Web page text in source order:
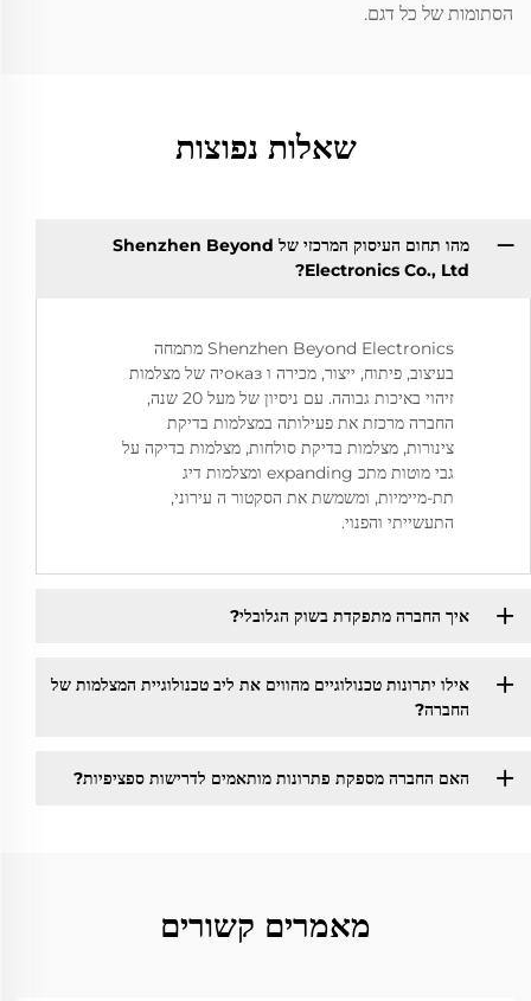
הסתומות של כל דגם.
שאלות נפוצות
מהו תחום העיסוק המרכזי של Shenzhen Beyond
Electronics Co., Ltd?
Shenzhen Beyond Electronics מתמחה
בעיצוב, פיתוח, ייצור, מכירה ו оказיה של מצלמות
זיהוי באיכות גבוהה. עם ניסיון של מעל 20 שנה,
החברה מרכזת את פעילותה במצלמות בדיקת
צינורות, מצלמות בדיקת סולחות, מצלמות בדיקה על
גבי מוטות מתכ expanding ומצלמות דיג
תת-מיימיות, ומשמשת את הסקטור ה עירוני,
התעשייתי והפנוי.
איך החברה מתפקדת בשוק הגלובלי?
אילו יתרונות טכנולוגיים מהווים את ליב טכנולוגיית המצלמות של
החברה?
האם החברה מספקת פתרונות מותאמים לדרישות ספציפיות?
מאמרים קשורים